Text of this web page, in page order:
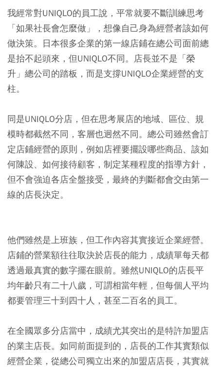
我經常對UNIQLO的員工說，平常就要不斷訓練思考
「如果社長會怎麼做」，想像自己身為經營者該如何
做決策。日本很多企業的第一線店鋪在總公司面前總
是抬不起頭來，但UNIQLO不同。店長並不是「榮
升」總公司的踏板，而是支撐UNIQLO企業經營的支
柱。
同是UNIQLO分店，但在思考展店的地域、區位、規
模時都截然不同，客層也迥然不同。總公司雖然會訂
定店鋪經營的原則，例如店裡要擺設哪些商品、該如
何陳設、如何接待顧客，制定某種程度的指導方針，
但不會強迫各店全盤接受，最終的判斷都會交由第一
線的店長決定。
他們雖然是上班族，但工作內容其實接近企業經營。
店鋪的營業額往往取決於店長的能力，成績單每天都
透過最真實的數字擺在眼前。雖然UNIQLO的店長平
均年齡只有二十八歲，可謂相當年輕，但每個人平均
都要管理三十到四十人，甚至二百名的員工。
在全國眾多分店當中，成績尤其突出的是特許加盟店
的業主店長。如同前面提到的，店長的工作其實類似
經營企業，從總公司獨立出來的加盟店店長，其實就